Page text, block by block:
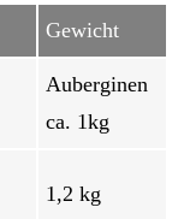
Gewicht
Auberginen
ca. 1kg
1,2 kg